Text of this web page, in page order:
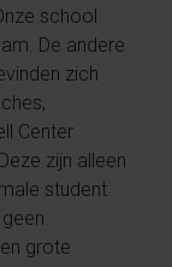
school
De andere
zich
Center
zijn alleen
student
grote